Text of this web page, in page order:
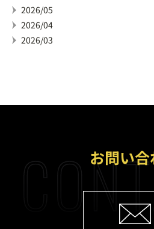
2026/05
2026/04
2026/03
お問い